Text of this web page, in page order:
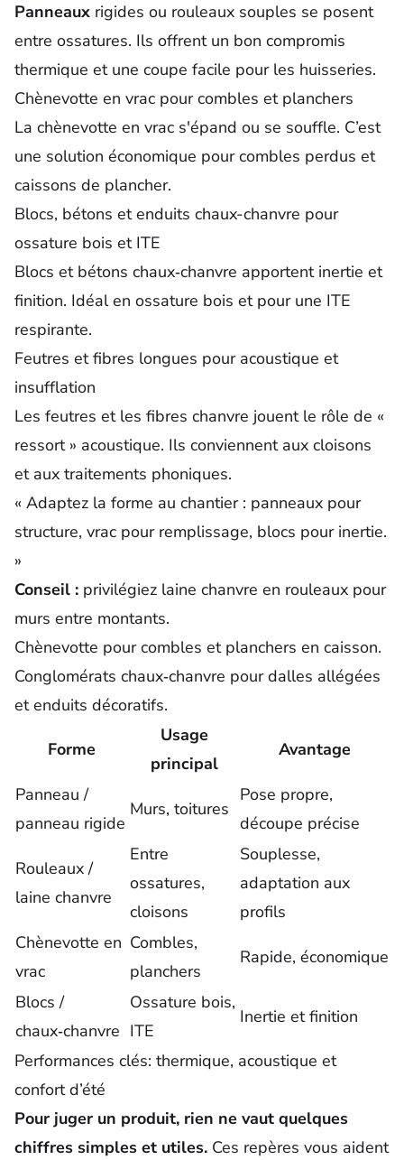
Panneaux rigides ou rouleaux souples se posent
entre ossatures. Ils offrent un bon compromis
thermique et une coupe facile pour les huisseries.
Chènevotte en vrac pour combles et planchers
La chènevotte en vrac s'épand ou se souffle. C’est
une solution économique pour combles perdus et
caissons de plancher.
Blocs, bétons et enduits chaux-chanvre pour
ossature bois et ITE
Blocs et bétons chaux‑chanvre apportent inertie et
finition. Idéal en ossature bois et pour une ITE
respirante.
Feutres et fibres longues pour acoustique et
insufflation
Les feutres et les fibres chanvre jouent le rôle de «
ressort » acoustique. Ils conviennent aux cloisons
et aux traitements phoniques.
« Adaptez la forme au chantier : panneaux pour
structure, vrac pour remplissage, blocs pour inertie.
»
Conseil : privilégiez laine chanvre en rouleaux pour
murs entre montants.
Chènevotte pour combles et planchers en caisson.
Conglomérats chaux‑chanvre pour dalles allégées
et enduits décoratifs.
Forme
Usage
principal
Avantage
Panneau /
panneau rigide
Murs, toitures
Pose propre,
découpe précise
Rouleaux /
laine chanvre
Entre
ossatures,
cloisons
Souplesse,
adaptation aux
profils
Chènevotte en
vrac
Combles,
planchers
Rapide, économique
Blocs /
chaux‑chanvre
Ossature bois,
ITE
Inertie et finition
Performances clés: thermique, acoustique et
confort d’été
Pour juger un produit, rien ne vaut quelques
chiffres simples et utiles. Ces repères vous aident